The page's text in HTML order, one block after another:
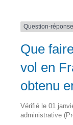
Question-réponse
Que
vol en
obtenu
Vérifié le 01
administrative